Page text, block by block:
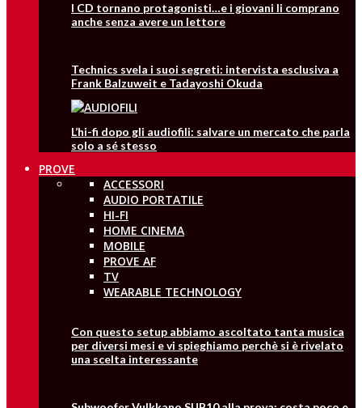
I CD tornano protagonisti…e i giovani li comprano
anche senza avere un lettore
Technics svela i suoi segreti: intervista esclusiva a
Frank Balzuweit e Tadayoshi Okuda
L’hi-fi dopo gli audiofili: salvare un mercato che parla
solo a sé stesso
PROVE
ACCESSORI
AUDIO PORTATILE
HI-FI
HOME CINEMA
MOBILE
PROVE AF
TV
WEARABLE TECHNOLOGY
Con questo setup abbiamo ascoltato tanta musica
per diversi mesi e vi spieghiamo perchè si è rivelato
una scelta interessante